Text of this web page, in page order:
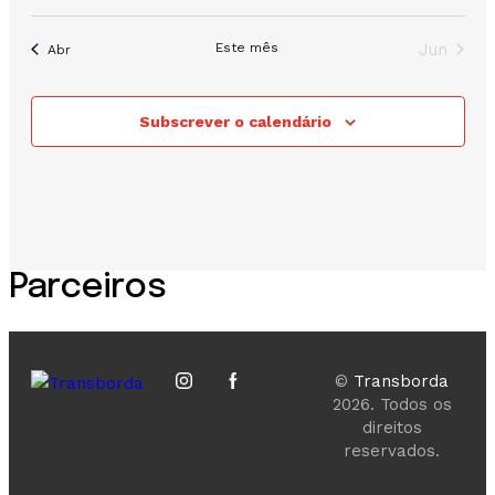
Abr Este mês Jun
Subscrever o calendário
Parceiros
© Transborda
2026. Todos os
direitos
reservados.